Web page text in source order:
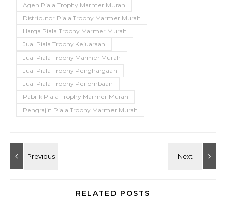
Agen Piala Trophy Marmer Murah
Distributor Piala Trophy Marmer Murah
Harga Piala Trophy Marmer Murah
Jual Piala Trophy Kejuaraan
Jual Piala Trophy Marmer Murah
Jual Piala Trophy Penghargaan
Jual Piala Trophy Perlombaan
Pabrik Piala Trophy Marmer Murah
Pengrajin Piala Trophy Marmer Murah
RELATED POSTS